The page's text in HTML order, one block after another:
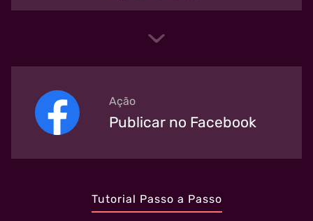
Ação
Publicar no Facebook
Tutorial Passo a Passo